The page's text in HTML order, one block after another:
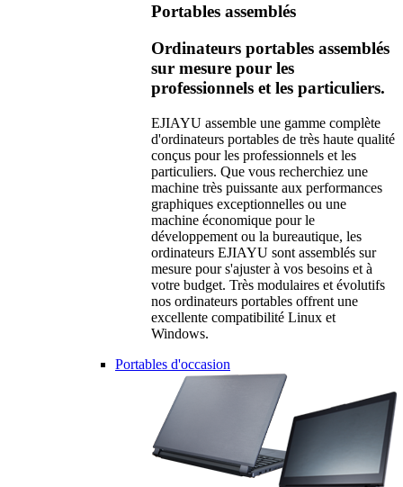
Portables assemblés
Ordinateurs portables assemblés
sur mesure pour les
professionnels et les particuliers.
EJIAYU assemble une gamme complète
d'ordinateurs portables de très haute qualité
conçus pour les professionnels et les
particuliers. Que vous recherchiez une
machine très puissante aux performances
graphiques exceptionnelles ou une
machine économique pour le
développement ou la bureautique, les
ordinateurs EJIAYU sont assemblés sur
mesure pour s'ajuster à vos besoins et à
votre budget. Très modulaires et évolutifs
nos ordinateurs portables offrent une
excellente compatibilité Linux et
Windows.
Portables d'occasion